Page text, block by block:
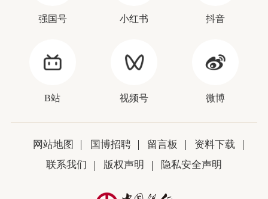
强国号 小红书 抖音
B站 视频号 微博
网站地图 国博招聘 留言板
资料下载
联系我们
版权声明 隐私安全声明